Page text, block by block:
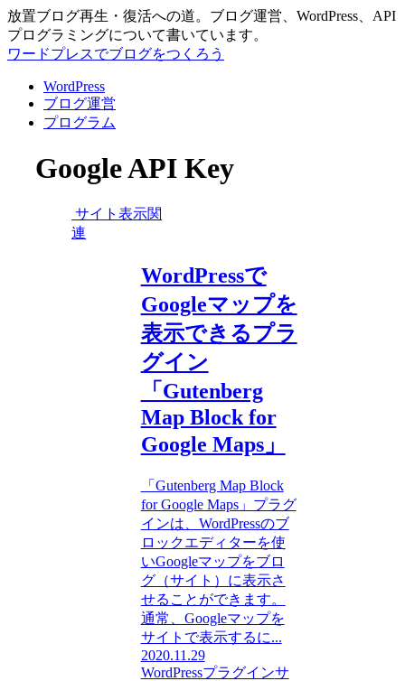
放置ブログ再生・復活への道。ブログ運営、WordPress、API
プログラミングについて書いています。
ワードプレスでブログをつくろう
WordPress
ブログ運営
プログラム
Google API Key
サイト表示関
連
WordPressで
Googleマップを
表示できるプラ
グイン
「Gutenberg
Map Block for
Google Maps」
「Gutenberg Map Block
for Google Maps」プラグ
インは、WordPressのブ
ロックエディターを使
いGoogleマップをブロ
グ（サイト）に表示さ
せることができます。
通常、Googleマップを
サイトで表示するに...
2020.11.29
WordPressプラグインサ